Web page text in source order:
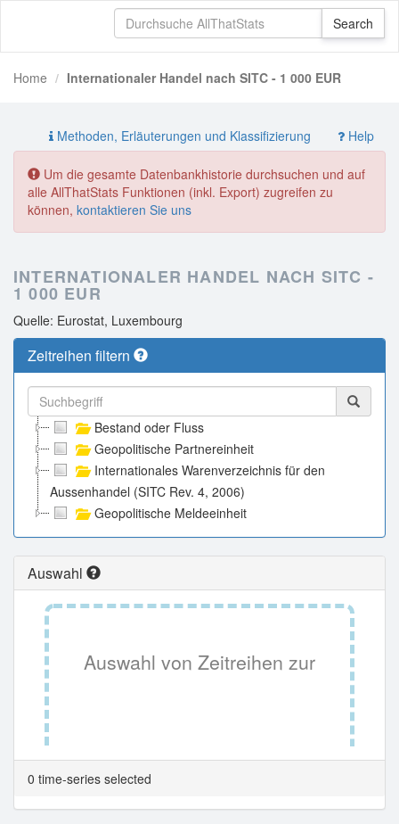
Home Internationaler Handel nach SITC - 1 000 EUR
Methoden, Erläuterungen und Klassifizierung Help
Um die gesamte Datenbankhistorie durchsuchen und auf
alle AllThatStats Funktionen (inkl. Export) zugreifen zu
können, kontaktieren Sie uns
INTERNATIONALER HANDEL NACH SITC -
1 000 EUR
Quelle: Eurostat, Luxembourg
Zeitreihen filtern
Bestand oder Fluss
Geopolitische Partnereinheit
Internationales Warenverzeichnis für den
Aussenhandel (SITC Rev. 4, 2006)
Geopolitische Meldeeinheit
Auswahl
Auswahl von Zeitreihen zur
Tabellenansicht.
0 time-series selected